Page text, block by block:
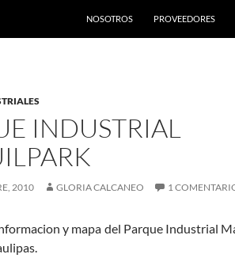
NOSOTROS
PROVEEDORES
INDUSTRIAL
2010 GLORIA CALCANEO 1
y mapa del Parque Industrial